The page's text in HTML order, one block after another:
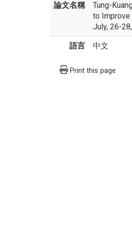
論文名稱
Tung-
to Improve
July, 26-
語言 中文
Print this page